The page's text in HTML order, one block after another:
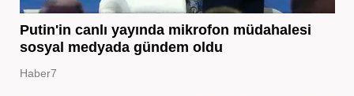
Putin'in canlı yayında mikrofon müdahalesi
sosyal medyada gündem oldu
Haber7